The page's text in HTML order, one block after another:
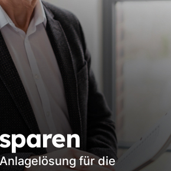
für die